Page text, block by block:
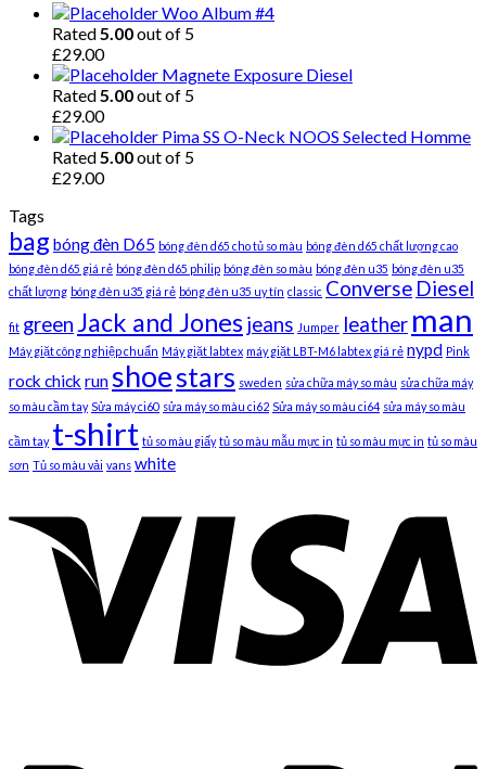
Woo Album #4
Rated 5.00out of 5
£29.00
Magnete Exposure Diesel
Rated 5.00out of 5
£29.00
Pima SS O-Neck NOOS Selected Homme
Rated 5.00out of 5
£29.00
Tags
bag bóng đèn D65 bóng đèn d65 cho tủ so màu bóng đèn d65 chất lượng cao
bóng đèn d65 giá rẻ bóng đèn d65 philip bóng đèn so màu bóng đèn u35 bóng đèn u35
chất lượng bóng đèn u35 giá rẻ bóng đèn u35 uy tín classic Converse Diesel
fit greenJack and Jonesjeans Jumper leather man
Máy giặt công nghiệp chuẩn Máy giặt labtex máy giặt LBT-M6 labtex giá rẻ nypd Pink
rock chick runshoestars sweden sửa chữa máy so màu sửa chữa máy
so màu cầm tay Sửa máy ci60 sửa máy so màu ci62 Sửa máy so màu ci64 sửa máy so màu
cầm tay t-shirt tủ so màu giấy tủ so màu mẫu mực in tủ so màu mực in tủ so màu
sơn Tủ so màu vải vans white